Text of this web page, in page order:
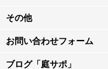
その他
お問い合わせフォーム
ブログ「庭サポ」